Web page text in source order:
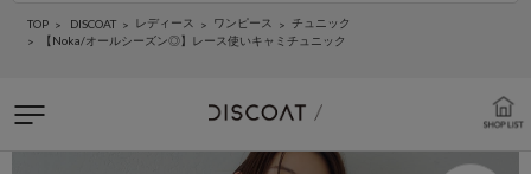
TOP DISCOAT レディース ワンピース
チュニック
【Noka/オールシーズン◎】レース使いキャミチュニック